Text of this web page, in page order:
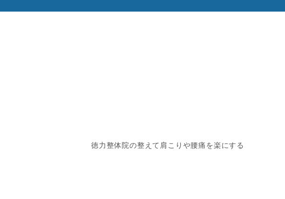
徳力整体院の整えて肩こりや腰痛を楽にする